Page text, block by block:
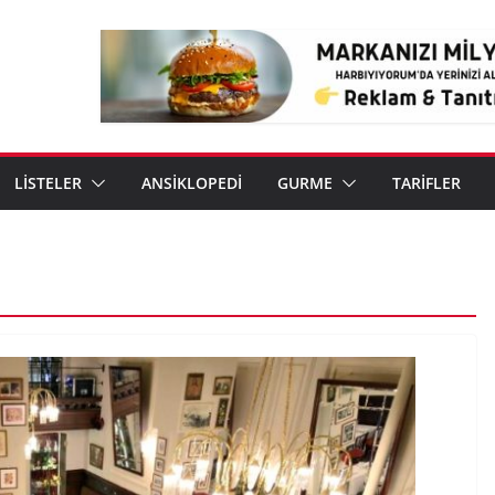
LİSTELER ANSİKLOPEDİ GURME TARİFLER